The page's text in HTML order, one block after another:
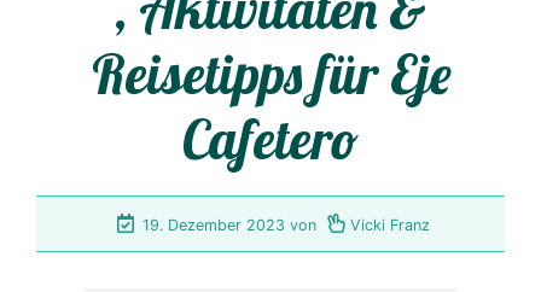
Reisetipps für Eje
Cafetero
19. Dezember 2023 von Vicki Franz